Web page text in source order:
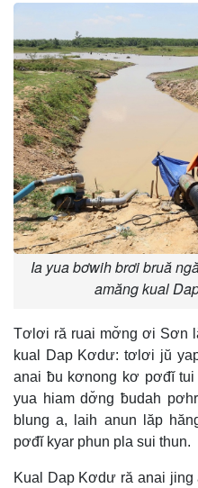
Ia yua bơwih brơi bruă
amăng kual
Tơlơi ră ruai mơ̆ng ơi Sơn
kual Dap Kơdư: tơlơi jŭ
anai ƀu kơnong kơ pơđĭ
yua hiam dơ̆ng ƀudah
blung a, laih anun lăp
pơđĭ kyar phun pla sui thun.
Kual Dap Kơdư ră anai jing